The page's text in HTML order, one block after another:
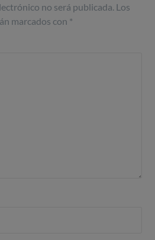
no será publicada. Los
marcados con *